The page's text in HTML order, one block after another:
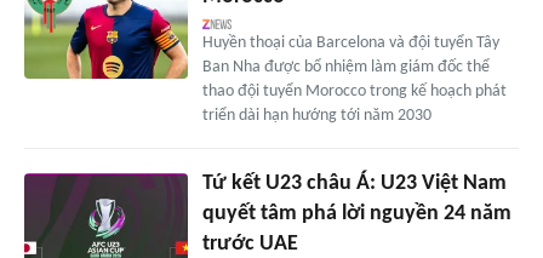
Huyền thoại của Barcelona và đội tuyển Tây
Ban Nha được bổ nhiệm làm giám đốc thể
thao đội tuyển Morocco trong kế hoạch phát
triển dài hạn hướng tới năm 2030
Tứ kết U23 châu Á: U23 Việt Nam
quyết tâm phá lời nguyền 24 năm
trước UAE